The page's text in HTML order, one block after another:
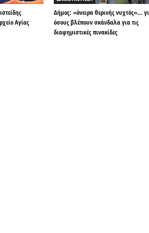
Αγίας
Δήμος: «όνειρα θερινής νυχτός»…
όσους βλέπουν σκάνδαλα για τις
διαφημιστικές πινακίδες